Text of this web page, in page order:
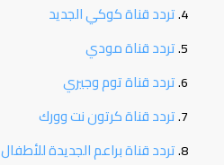
تردد قناة كوكي الجديد
تردد قناة مودي
تردد قناة توم وجيري
تردد قناة كرتون نت وورك
تردد قناة براعم الجديدة للأطفال